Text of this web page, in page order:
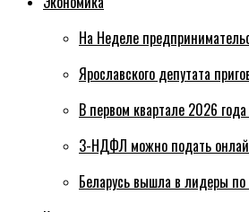
На Неделе
Ярославского депутата
В первом квартале 2026
3-НДФЛ можно подать
Беларусь вышла в лидеры